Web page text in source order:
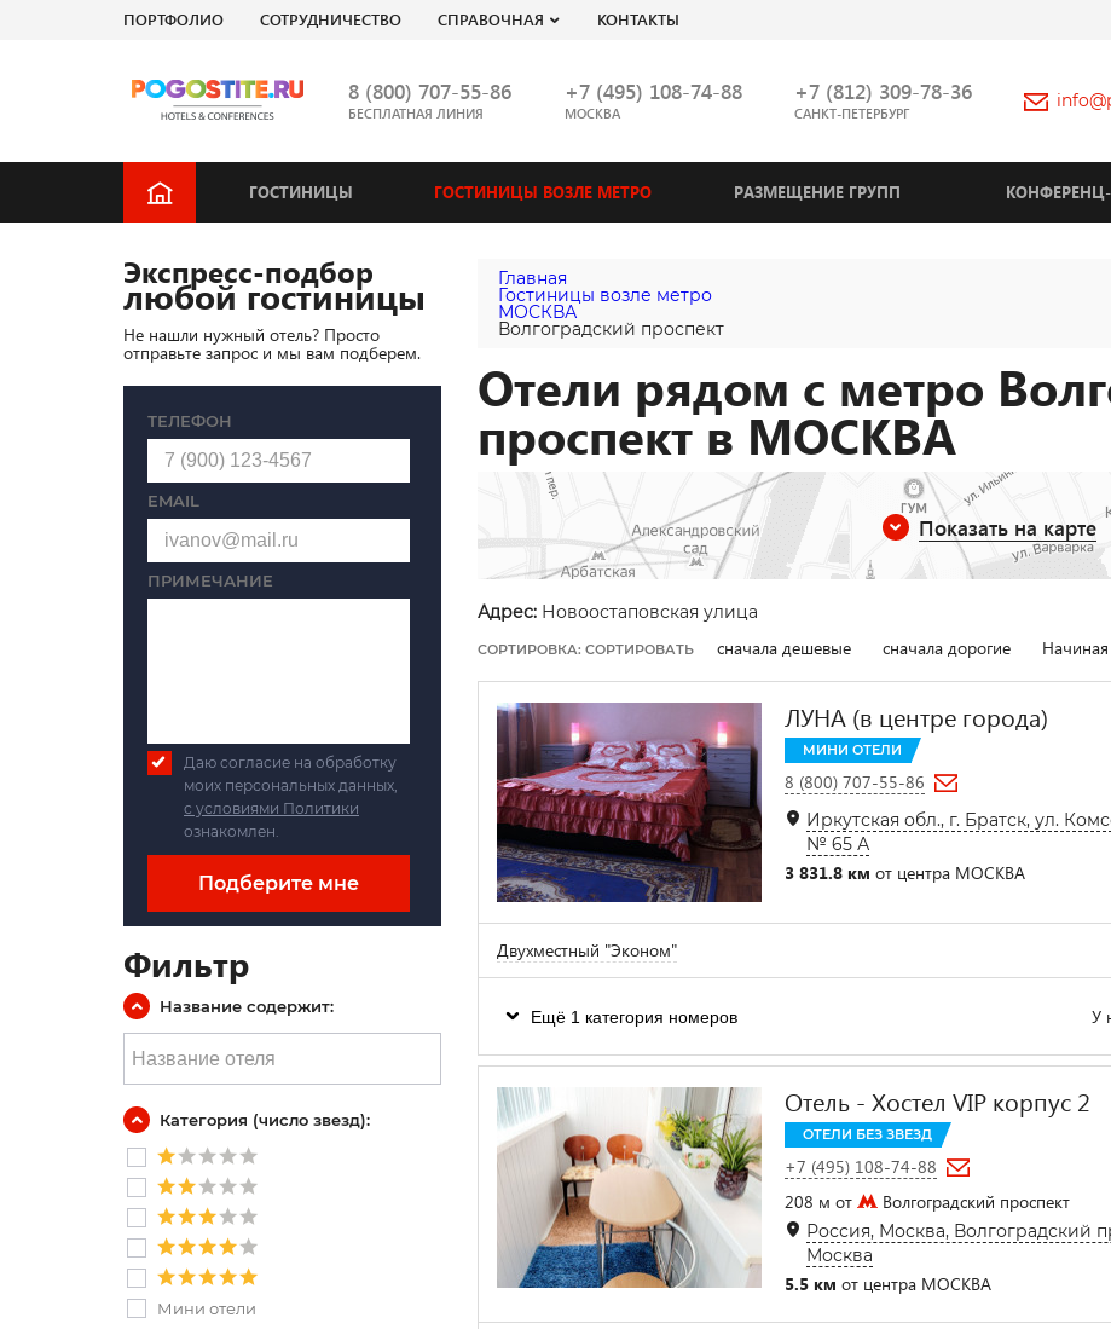
ПОРТФОЛИО СОТРУДНИЧЕСТВО СПРАВОЧНАЯ КОНТАКТЫ
8 (800) 707-55-86
БЕСПЛАТНАЯ ЛИНИЯ
+7 (495) 108-74-88
МОСКВА
+7 (812) 309-78-36
САНКТ-ПЕТЕРБУРГ
ГОСТИНИЦЫ ГОСТИНИЦЫ ВОЗЛЕ МЕТРО РАЗМЕЩЕНИЕ ГРУПП
Главная
Гостиницы возле метро
МОСКВА
Волгоградский проспект
Отели рядом с метро
проспект в МОСКВА
Показать на карте
Адрес:Новоостаповская улица
СОРТИРОВКА: СОРТИРОВАТЬ сначала дешевые сначала дорогие
ЛУНА (в центре города)
МИНИ ОТЕЛИ
8 (800) 707-55-86
Иркутская обл., г. Братск, ул.
№ 65 А
3 831.8 км от центра МОСКВА
Двухместный "Эконом"
Ещё 1 категория номеров У
Отель - Хостел VIP корпус 2
ОТЕЛИ БЕЗ ЗВЕЗД
+7 (495) 108-74-88
208 м от
Волгоградский проспект
Россия, Москва, Волгоградский
Москва
5.5 км от центра МОСКВА
Экспресс-подбор
любой гостиницы
Не нашли нужный отель? Просто
отправьте запрос и мы вам подберем.
ТЕЛЕФОН
EMAIL
ПРИМЕЧАНИЕ
Даю согласие на обработку
моих персональных данных,
с условиями Политики
ознакомлен.
Подберите мне
Фильтр
Название содержит:
Категория (число звезд):
Мини отели